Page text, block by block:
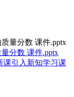
分数 课件.pptx
课引入新知学习课